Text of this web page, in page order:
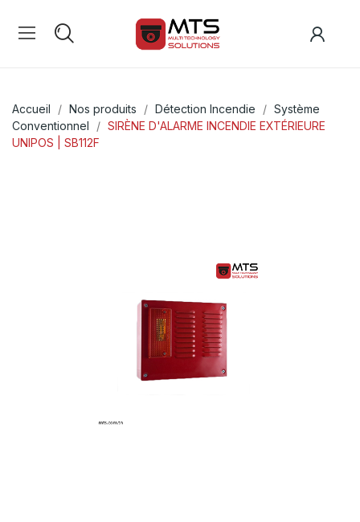
Accueil Nos produits Détection Incendie
Système
Conventionnel
SIRÈNE D'ALARME INCENDIE EXTÉRIEURE
UNIPOS | SB112F